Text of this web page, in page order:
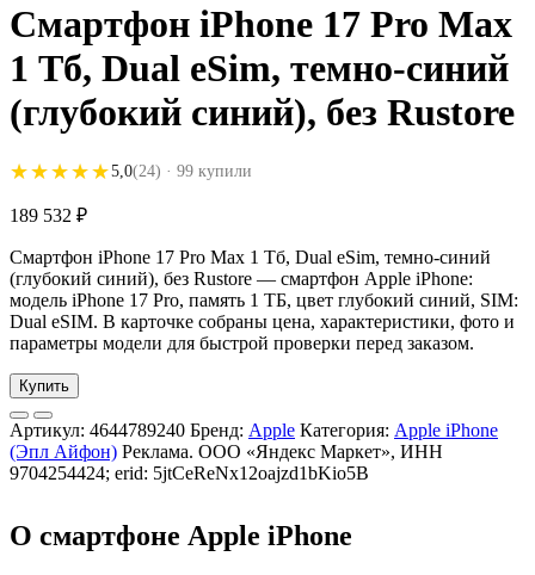
Смартфон iPhone 17 Pro Max
1 Тб, Dual eSim, темно-синий
(глубокий синий), без Rustore
★★★★★
★★★★★5,0(24) · 99 купили
189 532 ₽
Смартфон iPhone 17 Pro Max 1 Тб, Dual eSim, темно-синий
(глубокий синий), без Rustore — смартфон Apple iPhone:
модель iPhone 17 Pro, память 1 ТБ, цвет глубокий синий, SIM:
Dual eSIM. В карточке собраны цена, характеристики, фото и
параметры модели для быстрой проверки перед заказом.
Купить
Артикул: 4644789240 Бренд: Apple Категория: Apple iPhone
(Эпл Айфон) Реклама. ООО «Яндекс Маркет», ИНН
9704254424; erid: 5jtCeReNx12oajzd1bKio5B
О смартфоне Apple iPhone